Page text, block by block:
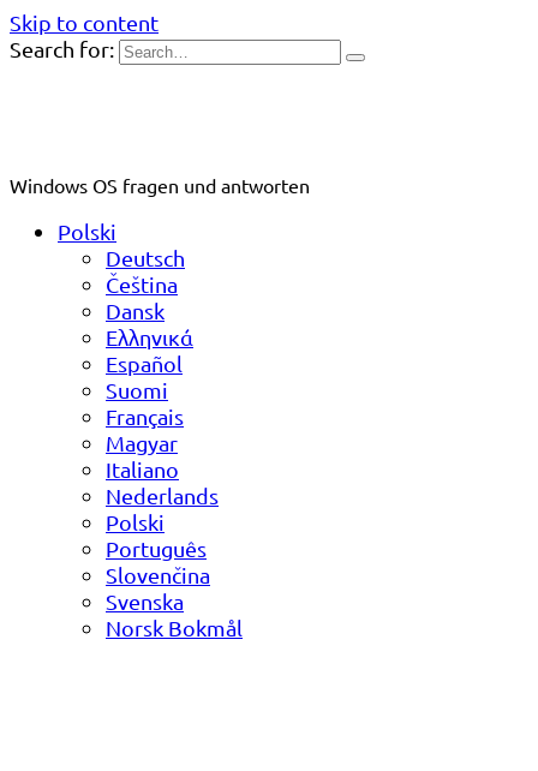
Skip to content
Search for:
Windows OS fragen und antworten
Polski
Deutsch
Čeština
Dansk
Ελληνικά
Español
Suomi
Français
Magyar
Italiano
Nederlands
Polski
Português
Slovenčina
Svenska
Norsk Bokmål